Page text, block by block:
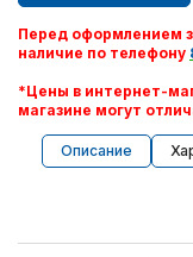
Перед оформлением
наличие по телефону
*Цены в интернет-
магазине могут
Описание